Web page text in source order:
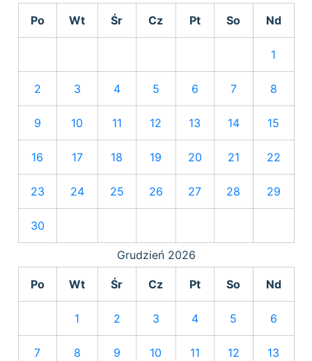
Po Wt Śr Cz Pt So Nd
1
2 3 4 5 6 7 8
9 10 11 12 13 14 15
16 17 18 19 20 21 22
23 24 25 26 27 28 29
30
Grudzień 2026
Po Wt Śr Cz Pt So Nd
1 2 3 4 5 6
7 8 9 10 11 12 13